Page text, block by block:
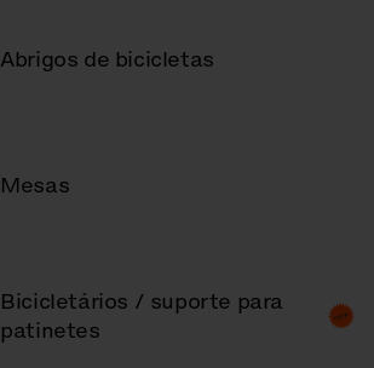
Abrigos de bicicletas
Mesas
Bicicletários / suporte para
patinetes